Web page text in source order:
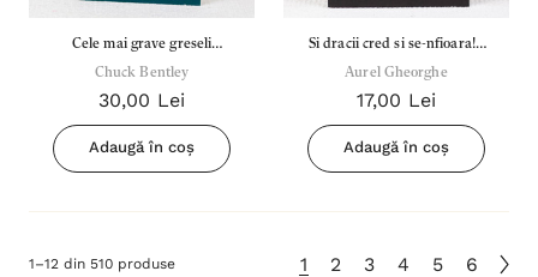
Cele mai grave greseli
financiare din Biblie si cum le
poti evita
Chuck Bentley
30,00 Lei
Adaugă în coș
Si dracii cred si se-nfioara! -
Aurel Gheorghe
Aurel Gheorghe
17,00 Lei
Adaugă în coș
1–12 din 510 produse 1 2 3 4 5 6